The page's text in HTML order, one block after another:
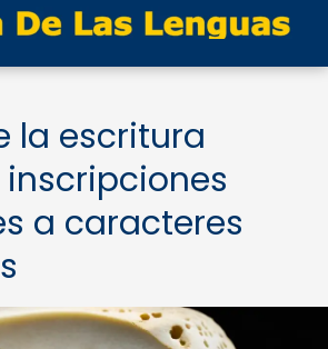
la escritura
a caracteres